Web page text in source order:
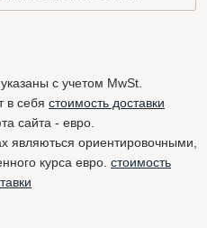
с учетом MwSt.
в себя стоимость доставки
сайта - евро.
являються ориентировочными,
курса евро. стоимость